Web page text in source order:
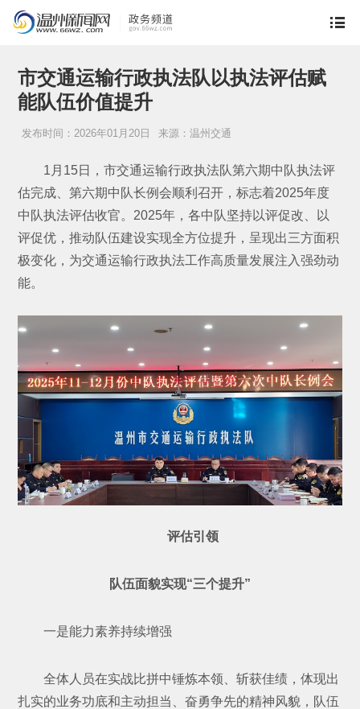
市交通运输行政执法队以执法评估赋
能队伍价值提升
发布时间：2026年01月20日 来源：温州交通
1月15日，市交通运输行政执法队第六期中队执法评
估完成、第六期中队长例会顺利召开，标志着2025年度
中队执法评估收官。2025年，各中队坚持以评促改、以
评促优，推动队伍建设实现全方位提升，呈现出三方面积
极变化，为交通运输行政执法工作高质量发展注入强劲动
能。
评估引领
队伍面貌实现“三个提升”
一是能力素养持续增强
全体人员在实战比拼中锤炼本领、斩获佳绩，体现出
扎实的业务功底和主动担当、奋勇争先的精神风貌，队伍